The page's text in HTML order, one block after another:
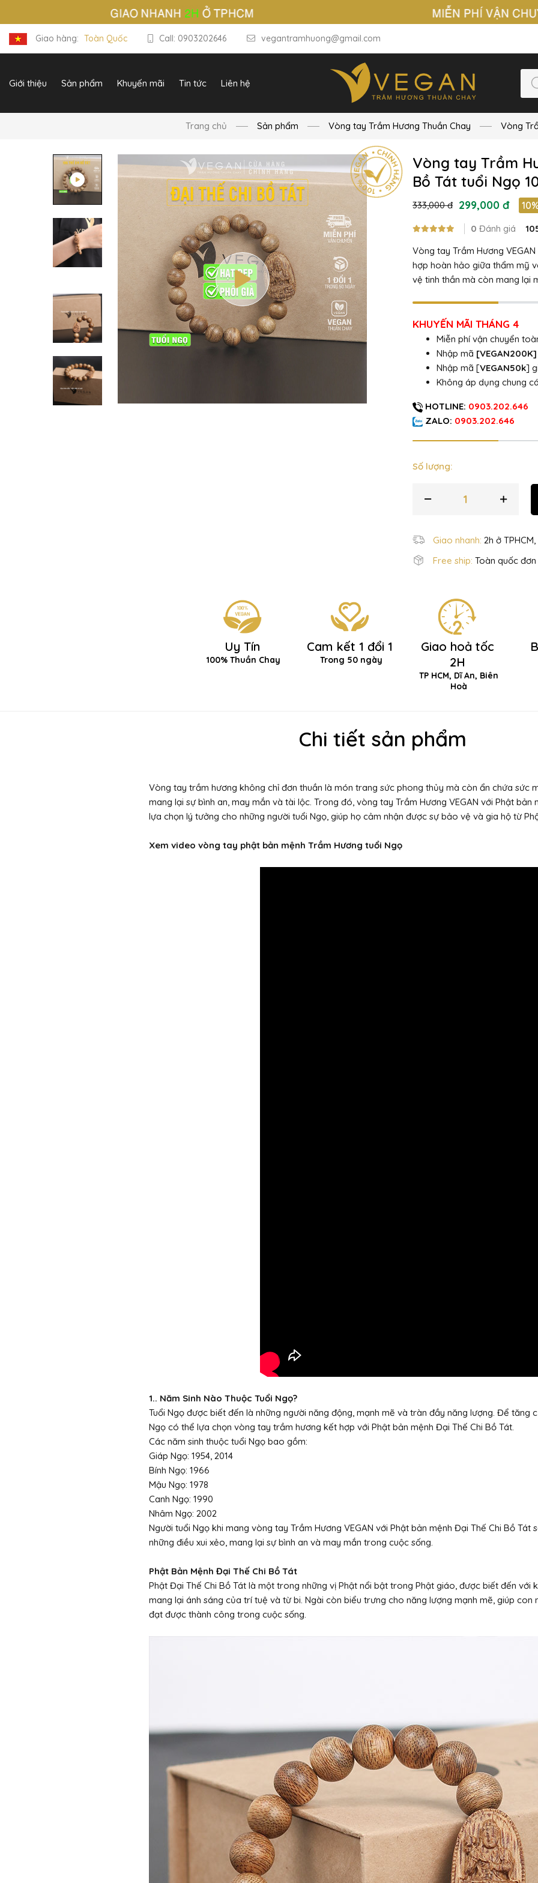
Giao hàng: Toàn Quốc Call: 0903202646 vegantramhuong@gmail.com
Giới thiệu Sản phẩm Khuyến mãi Tin tức Liên hệ
Trang chủ Sản phẩm Vòng tay Trầm Hương Thuần Chay Vòng
Vòng tay Trầm
Bồ Tát tuổi Ngọ
333,000 đ 299,000 đ
0 Đánh giá
Vòng tay Trầm Hương
hợp hoàn hảo giữa thẩm mỹ
vệ tinh thần mà còn mang lại
KHUYẾN MÃI THÁNG 4
Miễn phí vận chuyển
Nhập mã
Nhập mã [VEGAN50k]
Không áp dụng chung
HOTLINE: 0903.202.646
ZALO: 0903.202.646
Số lượng:
Giao nhanh: 2h ở
Free ship: Toàn quốc
Uy Tín
100% Thuần Chay
Cam kết 1 đổi 1
Trong 50 ngày
Giao hoả tốc
2H
TP HCM, Dĩ An, Biên
Hoà
Chi tiết sản phẩm
Vòng tay trầm hương không chỉ đơn thuần là món trang sức phong thủy mà còn ẩn chứa sức
mang lại sự bình an, may mắn và tài lộc. Trong đó, vòng tay Trầm Hương VEGAN với Phật bản
lựa chọn lý tưởng cho những người tuổi Ngọ, giúp họ cảm nhận được sự bảo vệ và gia hộ từ
Xem video vòng tay phật bản mệnh Trầm Hương tuổi Ngọ
1.. Năm Sinh Nào Thuộc Tuổi Ngọ?
Tuổi Ngọ được biết đến là những người năng động, mạnh mẽ và tràn đầy năng lượng. Để tăng
Ngọ có thể lựa chọn vòng tay trầm hương kết hợp với Phật bản mệnh Đại Thế Chi Bồ Tát.
Các năm sinh thuộc tuổi Ngọ bao gồm:
Giáp Ngọ: 1954, 2014
Bính Ngọ: 1966
Mậu Ngọ: 1978
Canh Ngọ: 1990
Nhâm Ngọ: 2002
Người tuổi Ngọ khi mang vòng tay Trầm Hương VEGAN với Phật bản mệnh Đại Thế Chi Bồ Tát
những điều xui xẻo, mang lại sự bình an và may mắn trong cuộc sống.
Phật Bản Mệnh Đại Thế Chi Bồ Tát
Phật Đại Thế Chi Bồ Tát là một trong những vị Phật nổi bật trong Phật giáo, được biết đến với
mang lại ánh sáng của trí tuệ và từ bi. Ngài còn biểu trưng cho năng lượng mạnh mẽ, giúp
đạt được thành công trong cuộc sống.